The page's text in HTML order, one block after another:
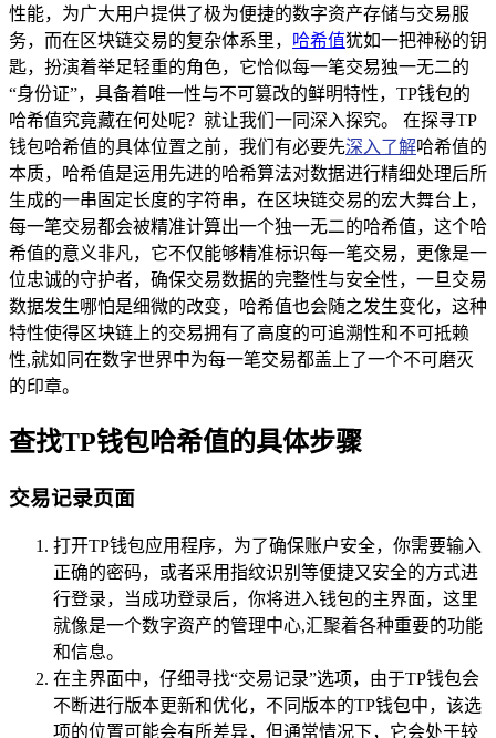
性能，为广大用户提供了极为便捷的数字资产存储与交易服
务，而在区块链交易的复杂体系里， 哈希值犹如一把神秘的钥
匙，扮演着举足轻重的角色，它恰似每一笔交易独一无二的
“身份证”，具备着唯一性与不可篡改的鲜明特性，TP钱包的
哈希值究竟藏在何处呢？就让我们一同深入探究。 在探寻TP
钱包哈希值的具体位置之前，我们有必要先深入了解哈希值的
本质，哈希值是运用先进的哈希算法对数据进行精细处理后所
生成的一串固定长度的字符串，在区块链交易的宏大舞台上，
每一笔交易都会被精准计算出一个独一无二的哈希值，这个哈
希值的意义非凡，它不仅能够精准标识每一笔交易，更像是一
位忠诚的守护者，确保交易数据的完整性与安全性，一旦交易
数据发生哪怕是细微的改变，哈希值也会随之发生变化，这种
特性使得区块链上的交易拥有了高度的可追溯性和不可抵赖
性,就如同在数字世界中为每一笔交易都盖上了一个不可磨灭
的印章。
查找TP钱包哈希值的具体步骤
交易记录页面
打开TP钱包应用程序，为了确保账户安全，你需要输入
正确的密码，或者采用指纹识别等便捷又安全的方式进
行登录，当成功登录后，你将进入钱包的主界面，这里
就像是一个数字资产的管理中心,汇聚着各种重要的功能
和信息。
在主界面中，仔细寻找“交易记录”选项，由于TP钱包会
不断进行版本更新和优化，不同版本的TP钱包中，该选
项的位置可能会有所差异，但通常情况下，它会处于较